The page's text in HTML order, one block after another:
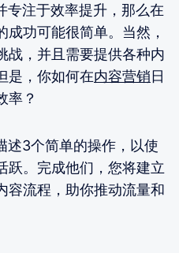
注于效率提升，那么在
功可能很简单。当然，
战，并且需要提供各种内
是，你如何在内容营销日
率？
3个简单的操作，以使
跃。完成他们，您将建立
容流程，助你推动流量和